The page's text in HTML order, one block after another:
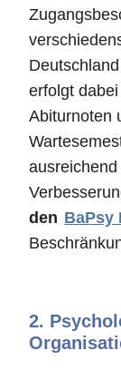
erfolgt
Abiturnoten
den BaPsy
2.